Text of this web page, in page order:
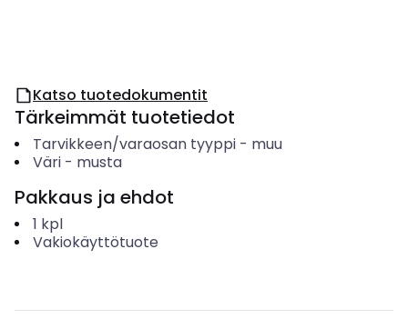
Katso tuotedokumentit
Tärkeimmät tuotetiedot
Tarvikkeen/varaosan tyyppi- muu
Väri- musta
Pakkaus ja ehdot
1 kpl
Vakiokäyttötuote